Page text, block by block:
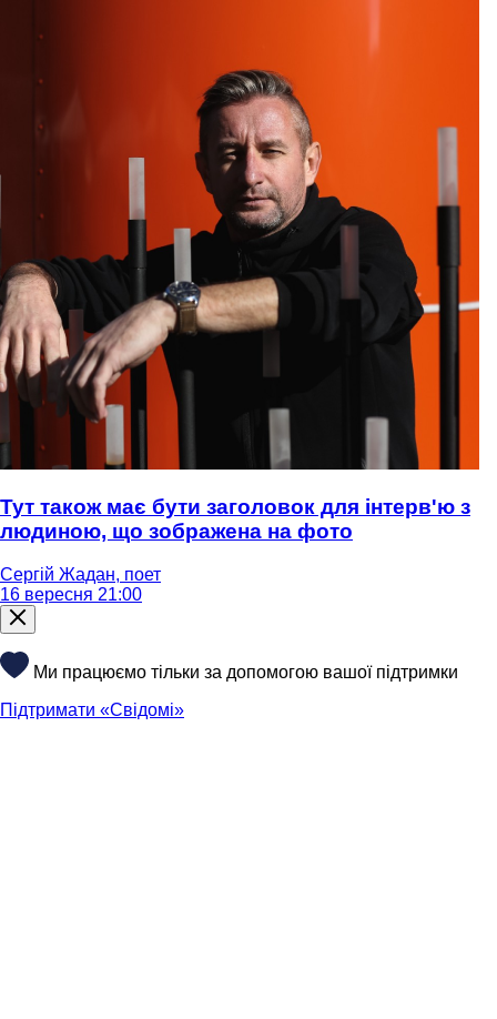
Тут також має бути заголовок для інтерв'ю з
людиною, що зображена на фото
Сергій Жадан, поет
16 вересня 21:00
Ми працюємо тільки за допомогою вашої підтримки
Підтримати «Свідомі»